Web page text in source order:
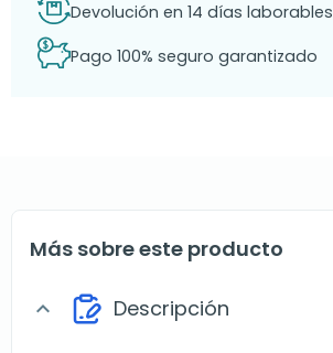
Devolución en 14 días laborables
Pago 100% seguro garantizado
Más sobre este producto
expand_more Descripción